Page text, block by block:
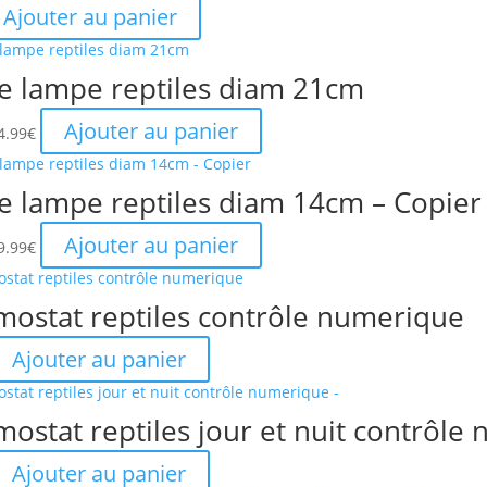
Ajouter au panier
lampe reptiles diam 21cm
:
€Le
prix
est :
24.99€.
Ajouter au panier
lampe reptiles diam 14cm – Copier
:
€Le
prix
est :
19.99€.
Ajouter au panier
reptiles contrôle numerique
Ajouter au panier
reptiles jour et nuit contrôle
Ajouter au panier